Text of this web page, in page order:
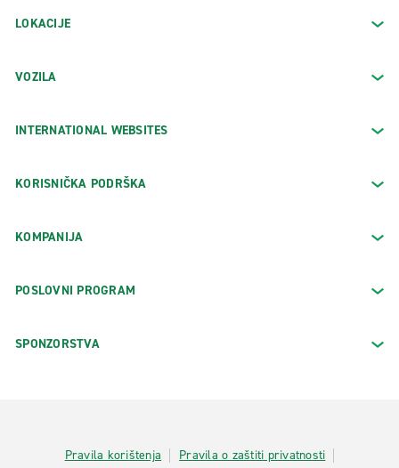
LOKACIJE
VOZILA
INTERNATIONAL WEBSITES
KORISNIČKA PODRŠKA
KOMPANIJA
POSLOVNI PROGRAM
SPONZORSTVA
Pravila korištenja Pravila o zaštiti privatnosti